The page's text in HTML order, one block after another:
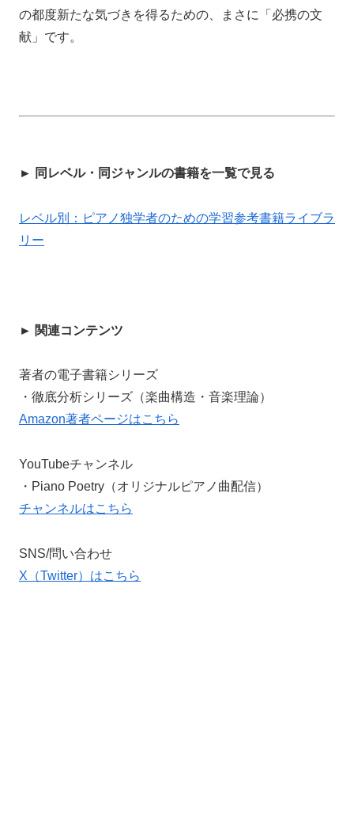
の都度新たな気づきを得るための、まさに「必携の文
献」です。
► 同レベル・同ジャンルの書籍を一覧で見る
レベル別：ピアノ独学者のための学習参考書籍ライブラ
リー
► 関連コンテンツ
著者の電子書籍シリーズ
・徹底分析シリーズ（楽曲構造・音楽理論）
Amazon著者ページはこちら
YouTubeチャンネル
・Piano Poetry（オリジナルピアノ曲配信）
チャンネルはこちら
SNS/問い合わせ
X（Twitter）はこちら